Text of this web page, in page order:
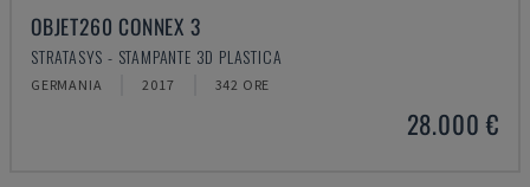
OBJET260 CONNEX 3
STRATASYS - STAMPANTE 3D PLASTICA
GERMANIA 2017 342 ORE
28.000 €